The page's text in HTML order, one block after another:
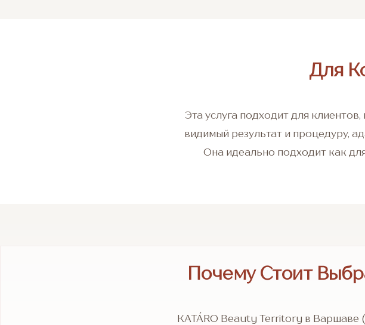
Для
Эта услуга подходит для
видимый результат и процедуру,
Она идеально подходит как
Почему Стоит
KATÁRO Beauty Territory в Варшаве